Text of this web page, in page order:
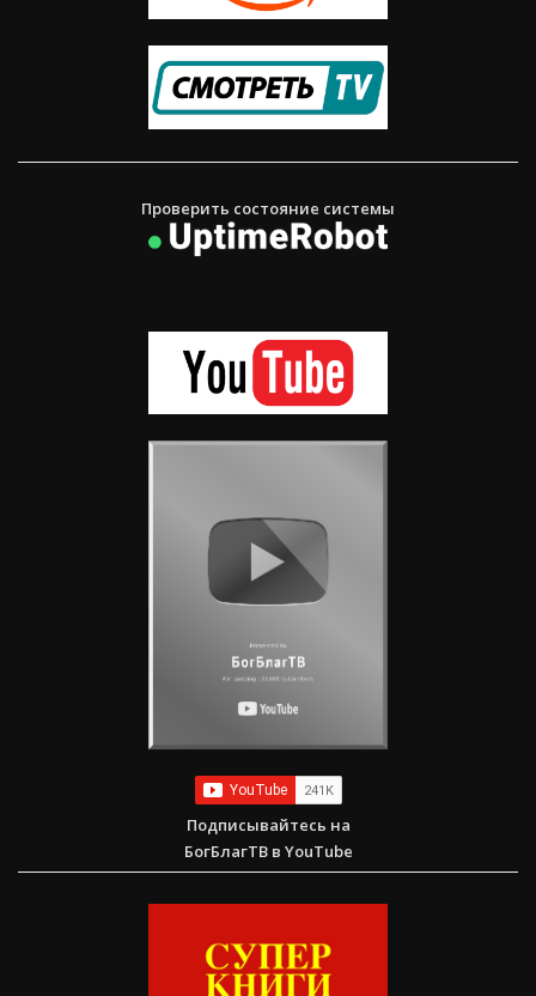
Проверить состояние системы
Подписывайтесь на
БогБлагТВ в YouTube